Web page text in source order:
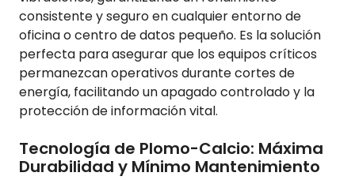
consistente y seguro en cualquier entorno de
oficina o centro de datos pequeño. Es la solución
perfecta para asegurar que los equipos críticos
permanezcan operativos durante cortes de
energía, facilitando un apagado controlado y la
protección de información vital.
Tecnología de Plomo-Calcio: Máxima
Durabilidad y Mínimo Mantenimiento